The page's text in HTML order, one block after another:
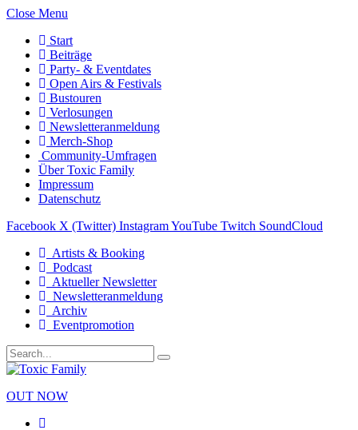
Close Menu
Start
Beiträge
Party- & Eventdates
Open Airs & Festivals
Bustouren
Verlosungen
Newsletteranmeldung
Merch-Shop
Community-Umfragen
Über Toxic Family
Impressum
Datenschutz
Facebook X (Twitter) InstagramYouTube Twitch SoundCloud
Artists & Booking
Podcast
Aktueller Newsletter
Newsletteranmeldung
Archiv
Eventpromotion
OUT NOW